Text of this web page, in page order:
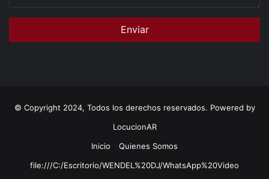
© Copyright 2024, Todos los derechos reservados. Powered by
LocucionAR
Inicio
Quienes Somos
file:///C:/Escritorio/WENDEL%20DJ/WhatsApp%20Video